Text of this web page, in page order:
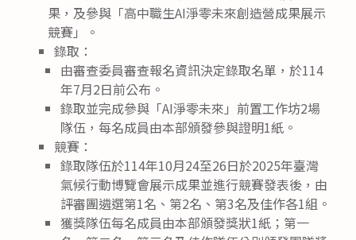
果，及參與「高中職生AI淨零未來創造營成果展示
競賽」。
錄取：
由審查委員審查報名資訊決定錄取名單，於114
年7月2日前公布。
錄取並完成參與「AI淨零未來」前置工作坊2場
隊伍，每名成員由本部頒發參與證明1紙。
競賽：
錄取隊伍於114年10月24至26日於2025年臺灣
氣候行動博覽會展示成果並進行競賽發表後，由
評審團遴選第1名、第2名、第3名及佳作各1組。
獲獎隊伍每名成員由本部頒發獎狀1紙；第一